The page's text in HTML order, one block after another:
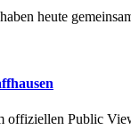
heute
offiziellen Public